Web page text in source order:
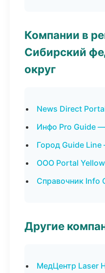
Компании в
Сибирский
округ
News Direct
Инфо Pro Guide
Город Guide
ООО Portal
Справочник Info
Другие
МедЦентр Laser